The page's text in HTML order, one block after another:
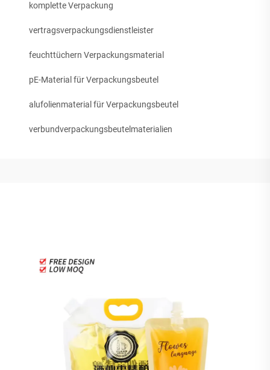
komplette Verpackung
vertragsverpackungsdienstleister
feuchttüchern Verpackungsmaterial
pE-Material für Verpackungsbeutel
alufolienmaterial für Verpackungsbeutel
verbundverpackungsbeutelmaterialien